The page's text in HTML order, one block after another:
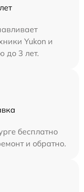
Yukon и
до 3 лет.
бесплатно
и обратно.